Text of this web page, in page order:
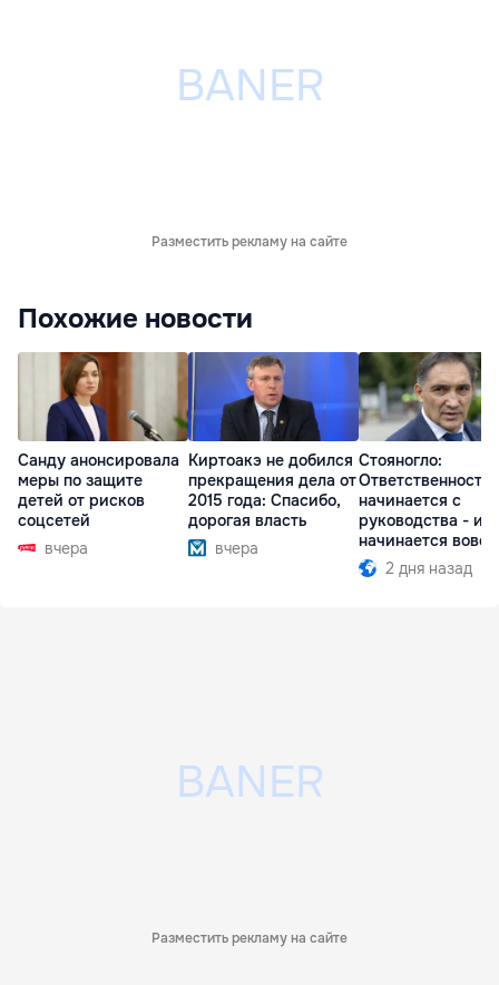
Разместить рекламу на сайте
Похожие новости
Санду анонсировала
меры по защите
детей от рисков
соцсетей
вчера
Киртоакэ не добился
прекращения дела от
2015 года: Спасибо,
дорогая власть
вчера
Стояногло:
Ответственность
начинается с
руководства -
начинается вовсе
2 дня назад
Разместить рекламу на сайте